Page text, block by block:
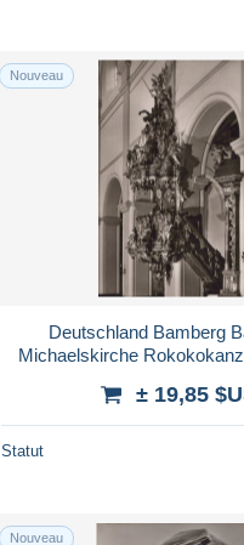
Nouveau
Deutschland Bamberg
Michaelskirche
± 19,85
Statut
Nouveau